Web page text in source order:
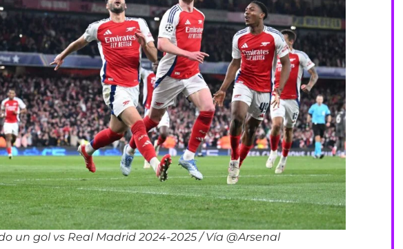
un gol vs Real Madrid 2024-2025 / Vía @Arsenal